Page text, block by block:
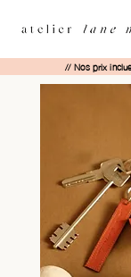
// Nos prix